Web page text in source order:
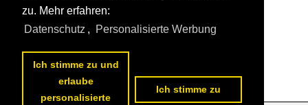
zu. Mehr erfahren:
Datenschutz , Personalisierte Werbung
Ich stimme zu und
erlaube
personalisierte
Ich stimme zu